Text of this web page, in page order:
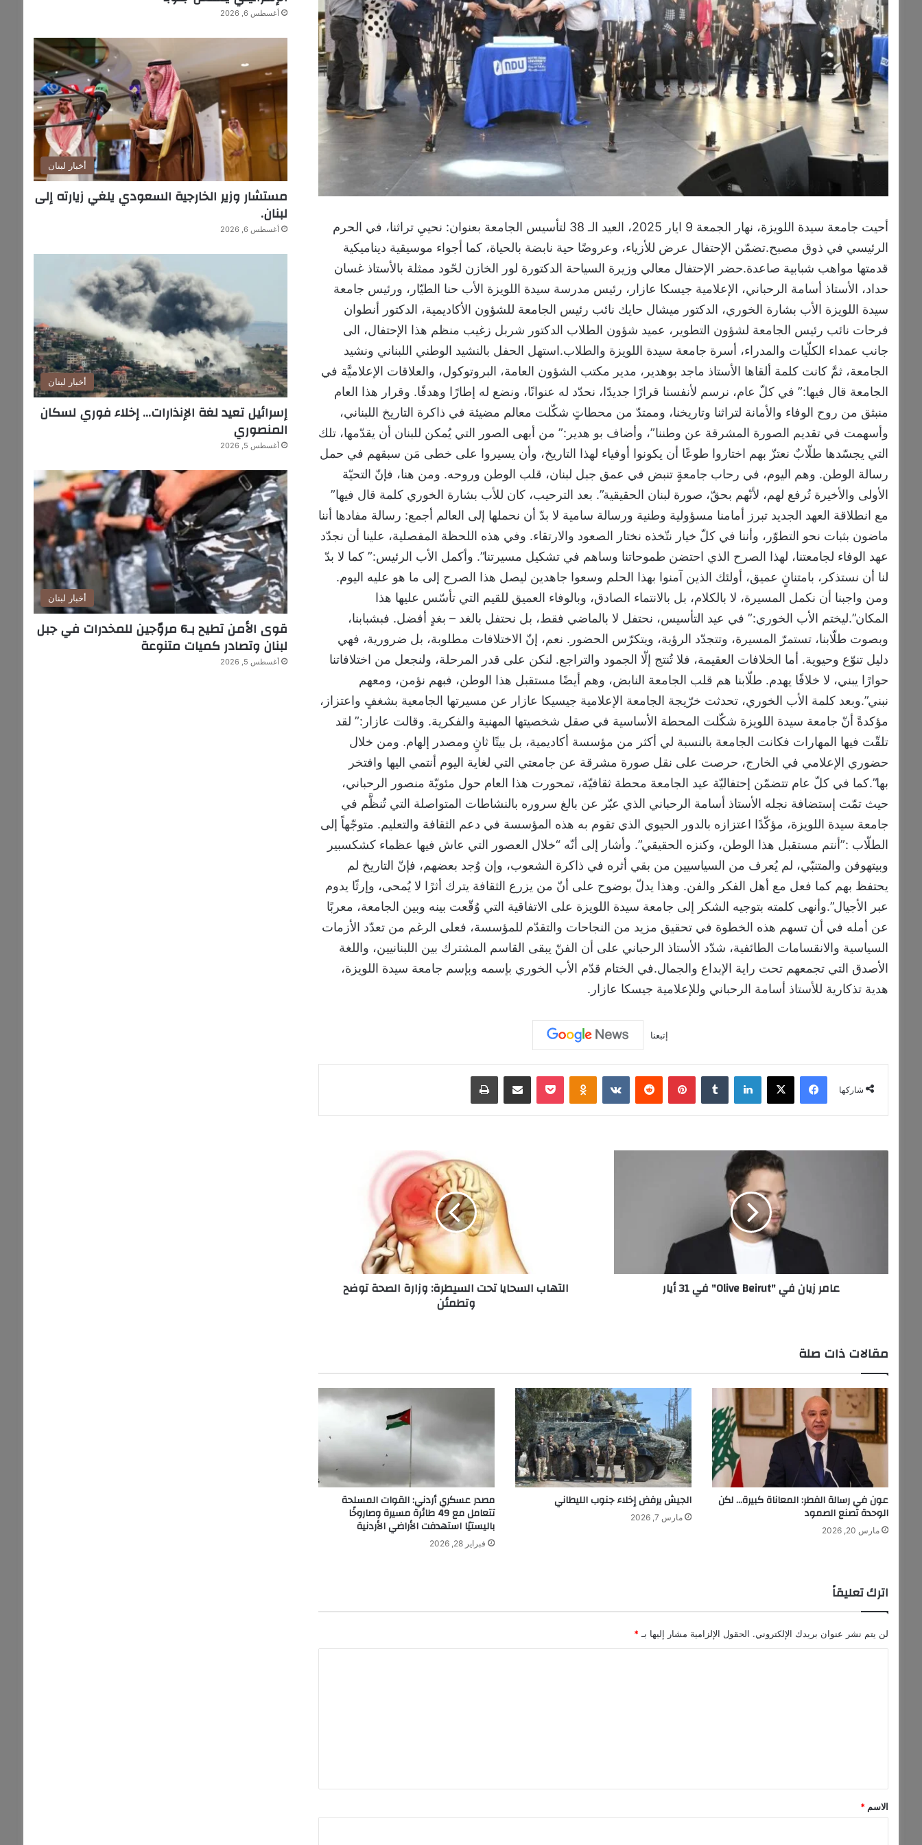
أحيت جامعة سيدة اللويزة، نهار الجمعة 9 ايار 2025، العيد الـ 38 لتأسيس الجامعة بعنوان: نحييِ تراثنا، في الحرم
الرئيسي في ذوق مصبح.تضمّن الإحتفال عرض للأزياء، وعروضًا حية نابضة بالحياة، كما أجواء موسيقية ديناميكية
قدمتها مواهب شبابية صاعدة.حضر الإحتفال معالي وزيرة السياحة الدكتورة لور الخازن لحّود ممثلة بالأستاذ غسان
حداد، الأستاذ أسامة الرحباني، الإعلامية جيسكا عازار، رئيس مدرسة سيدة اللويزة الأب حنا الطيّار، ورئيس جامعة
سيدة اللويزة الأب بشارة الخوري، الدكتور ميشال حايك نائب رئيس الجامعة للشؤون الأكاديمية، الدكتور أنطوان
فرحات نائب رئيس الجامعة لشؤون التطوير، عميد شؤون الطلاب الدكتور شربل زغيب منظم هذا الإحتفال، الى
جانب عمداء الكلّيات والمدراء، أسرة جامعة سيدة اللويزة والطلاب.استهل الحفل بالنشيد الوطني اللبناني ونشيد
الجامعة، ثمَّ كانت كلمة ألقاها الأستاذ ماجد بوهدير، مدير مكتب الشؤون العامة، البروتوكول، والعلاقات الإعلاميَّة في
الجامعة قال فيها:” في كلّ عام، نرسم لأنفسنا قرارًا جديدًا، نحدّد له عنوانًا، ونضع له إطارًا وهدفًا. وقرار هذا العام
منبثق من روح الوفاء والأمانة لتراثنا وتاريخنا، وممتدّ من محطاتٍ شكّلت معالم مضيئة في ذاكرة التاريخ اللبناني،
وأسهمت في تقديم الصورة المشرقة عن وطننا”، وأضاف بو هدير:” من أبهى الصور التي يُمكن للبنان أن يقدّمها، تلك
التي يجسّدها طلّابٌ نعتزّ بهم اختاروا طوعًا أن يكونوا أوفياء لهذا التاريخ، وأن يسيروا على خطى مَن سبقهم في حمل
رسالة الوطن. وهم اليوم، في رحاب جامعةٍ تنبض في عمق جبل لبنان، قلب الوطن وروحه. ومن هنا، فإنّ التحيّة
الأولى والأخيرة تُرفع لهم، لأنّهم بحقّ، صورة لبنان الحقيقية”. بعد الترحيب، كان للأب بشارة الخوري كلمة قال فيها”
مع انطلاقة العهد الجديد تبرز أمامنا مسؤولية وطنية ورسالة سامية لا بدّ أن نحملها إلى العالم أجمع: رسالة مفادها أننا
ماضون بثبات نحو التطوّر، وأننا في كلّ خيار نتّخذه نختار الصعود والارتقاء. وفي هذه اللحظة المفصلية، علينا أن نجدّد
عهد الوفاء لجامعتنا، لهذا الصرح الذي احتضن طموحاتنا وساهم في تشكيل مسيرتنا”. وأكمل الأب الرئيس:” كما لا بدّ
لنا أن نستذكر، بامتنانٍ عميق، أولئك الذين آمنوا بهذا الحلم وسعوا جاهدين ليصل هذا الصرح إلى ما هو عليه اليوم.
ومن واجبنا أن نكمل المسيرة، لا بالكلام، بل بالانتماء الصادق، وبالوفاء العميق للقيم التي تأسّس عليها هذا
المكان”.ليختم الأب الخوري:” في عيد التأسيس، نحتفل لا بالماضي فقط، بل نحتفل بالغد – بغدٍ أفضل. فبشبابنا،
وبصوت طلّابنا، تستمرّ المسيرة، وتتجدّد الرؤية، ويتكرّس الحضور. نعم، إنّ الاختلافات مطلوبة، بل ضرورية، فهي
دليل تنوّع وحيوية. أما الخلافات العقيمة، فلا تُنتج إلّا الجمود والتراجع. لنكن على قدر المرحلة، ولنجعل من اختلافاتنا
حوارًا يبني، لا خلافًا يهدم. طلّابنا هم قلب الجامعة النابض، وهم أيضًا مستقبل هذا الوطن، فبهم نؤمن، ومعهم
نبني”.وبعد كلمة الأب الخوري، تحدثت خرّيجة الجامعة الإعلامية جيسيكا عازار عن مسيرتها الجامعية بشغفٍ واعتزاز،
مؤكدةً أنّ جامعة سيدة اللويزة شكّلت المحطة الأساسية في صقل شخصيتها المهنية والفكرية. وقالت عازار:” لقد
تلقّت فيها المهارات فكانت الجامعة بالنسبة لي أكثر من مؤسسة أكاديمية، بل بيتًا ثانٍ ومصدر إلهام. ومن خلال
حضوري الإعلامي في الخارج، حرصت على نقل صورة مشرقة عن جامعتي التي لغاية اليوم أنتمي اليها وافتخر
بها”.كما في كلّ عام تتضمّن إحتفاليّة عيد الجامعة محطة ثقافيّة، تمحورت هذا العام حول مئويّة منصور الرحباني،
حيث تمّت إستضافة نجله الأستاذ أسامة الرحباني الذي عبّر عن بالغ سروره بالنشاطات المتواصلة التي تُنظَّم في
جامعة سيدة اللويزة، مؤكّدًا اعتزازه بالدور الحيوي الذي تقوم به هذه المؤسسة في دعم الثقافة والتعليم. متوجّهاً إلى
الطلّاب :”أنتم مستقبل هذا الوطن، وكنزه الحقيقي”. وأشار إلى أنّه “خلال العصور التي عاش فيها عظماء كشكسبير
وبيتهوفن والمتنبّي، لم يُعرف من السياسيين من بقي أثره في ذاكرة الشعوب، وإن وُجد بعضهم، فإنّ التاريخ لم
يحتفظ بهم كما فعل مع أهل الفكر والفن. وهذا يدلّ بوضوح على أنّ من يزرع الثقافة يترك أثرًا لا يُمحى، وإرثًا يدوم
عبر الأجيال”.وأنهى كلمته بتوجيه الشكر إلى جامعة سيدة اللويزة على الاتفاقية التي وُقّعت بينه وبين الجامعة، معربًا
عن أمله في أن تسهم هذه الخطوة في تحقيق مزيد من النجاحات والتقدّم للمؤسسة، فعلى الرغم من تعدّد الأزمات
السياسية والانقسامات الطائفية، شدّد الأستاذ الرحباني على أن الفنّ يبقى القاسم المشترك بين اللبنانيين، واللغة
الأصدق التي تجمعهم تحت راية الإبداع والجمال.في الختام قدّم الأب الخوري بإسمه وبإسم جامعة سيدة اللويزة،
هدية تذكارية للأستاذ أسامة الرحباني وللإعلامية جيسكا عازار.
إتبعنا
شاركها
فيسبوك ‫X لينكدإن ‏Tumblr بينتيريست
‏Reddit
‏VKontakte
Odnoklassniki
‫Pocket مشاركة عبر البريد طباعة
عامر زيان في "Olive Beirut" في 31 أيار التهاب السحايا تحت السيطرة: وزارة الصحة توضح
وتطمئن
مقالات ذات صلة
عون في رسالة الفطر: المعاناة كبيرة… لكن
الوحدة تصنع الصمود
مارس 20, 2026
الجيش يرفض إخلاء جنوب الليطاني
مارس 7, 2026
مصدر عسكري أردني: القوات المسلحة
تتعامل مع 49 طائرة مسيرة وصاروخًا
باليستيًا استهدفت الأراضي الأردنية
فبراير 28, 2026
اترك تعليقاً
لن يتم نشر عنوان بريدك الإلكتروني. الحقول الإلزامية مشار إليها بـ *
*
الاسم *
أغسطس 6, 2026
أخبار لبنان
مستشار وزير الخارجية السعودي يلغي زيارته إلى
لبنان.
أغسطس 6, 2026
أخبار لبنان
إسرائيل تعيد لغة الإنذارات… إخلاء فوري لسكان
المنصوري
أغسطس 5, 2026
أخبار لبنان
قوى الأمن تطيح بـ6 مروّجين للمخدرات في جبل
لبنان وتصادر كميات متنوعة
أغسطس 5, 2026